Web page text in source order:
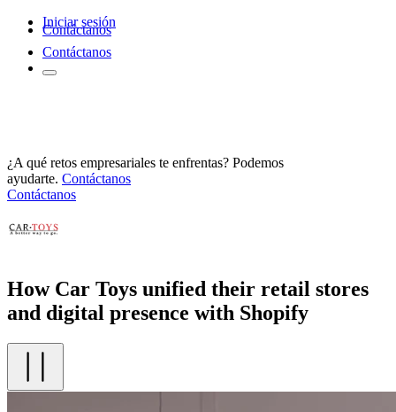
Iniciar sesión
Contáctanos
Contáctanos
¿A qué retos empresariales te enfrentas? Podemos
ayudarte. Contáctanos
Contáctanos
How Car Toys unified their retail stores
and digital presence with Shopify